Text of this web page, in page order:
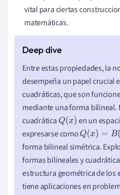
vital para ciertas
matemáticas.
Entre estas propiedades, la
desempeña un papel crucial
cuadráticas, que son
mediante una forma bilineal.
cuadráticaQ(x) en un
expresarse comoQ(x)=B(x, x)
forma bilineal simétrica.
formas bilineales y
estructura geométrica de los
tiene aplicaciones en